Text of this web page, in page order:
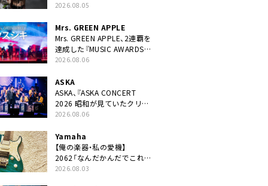
ニット・TAKARAがデビュー
2026.08.05
Mrs. GREEN APPLE
Mrs. GREEN APPLE、2連覇を
達成した『MUSIC AWARDS
JAPAN 2026』での「クスシ
YouTube公開
2026.08.06
ASKA
ASKA、『ASKA CONCERT
2026 昭和が見ていたクリス
マス!? 』発売＆上映決定
2026.08.06
Yamaha
【俺の楽器・私の愛機】
2062「なんだかんだでこれが
1番」
2026.08.03